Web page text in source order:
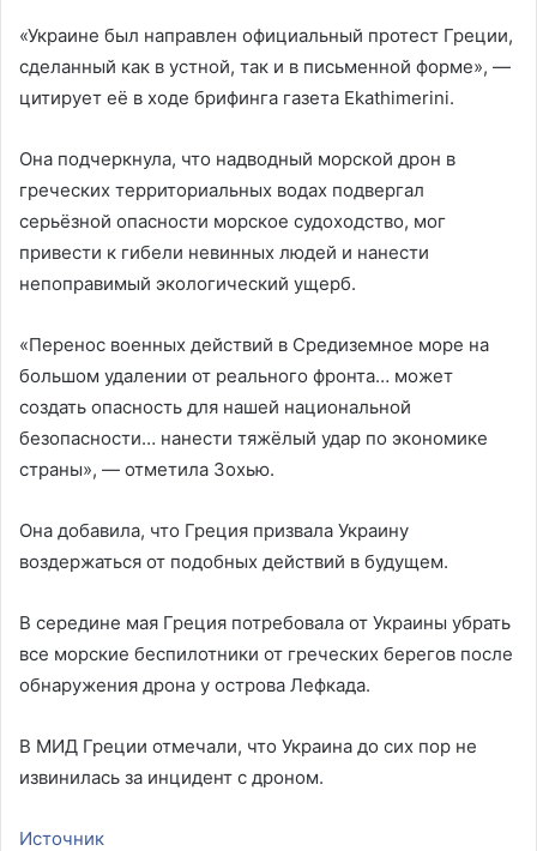
«Украине был направлен официальный протест Греции,
сделанный как в устной, так и в письменной форме», —
цитирует её в ходе брифинга газета Ekathimerini.
Она подчеркнула, что надводный морской дрон в
греческих территориальных водах подвергал
серьёзной опасности морское судоходство, мог
привести к гибели невинных людей и нанести
непоправимый экологический ущерб.
«Перенос военных действий в Средиземное море на
большом удалении от реального фронта… может
создать опасность для нашей национальной
безопасности… нанести тяжёлый удар по экономике
страны», — отметила Зохью.
Она добавила, что Греция призвала Украину
воздержаться от подобных действий в будущем.
В середине мая Греция потребовала от Украины убрать
все морские беспилотники от греческих берегов после
обнаружения дрона у острова Лефкада.
В МИД Греции отмечали, что Украина до сих пор не
извинилась за инцидент с дроном.
Источник